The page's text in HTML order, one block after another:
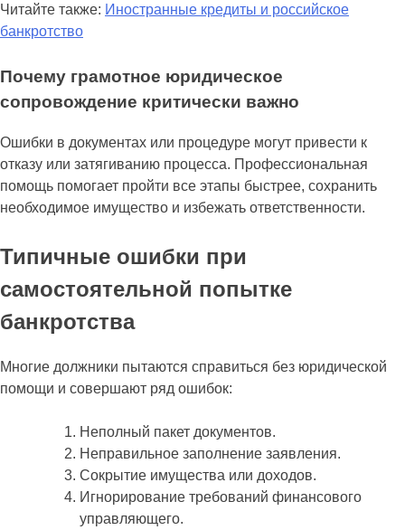
Читайте также: Иностранные кредиты и российское
банкротство
Почему грамотное юридическое
сопровождение критически важно
Ошибки в документах или процедуре могут привести к
отказу или затягиванию процесса. Профессиональная
помощь помогает пройти все этапы быстрее, сохранить
необходимое имущество и избежать ответственности.
Типичные ошибки при
самостоятельной попытке
банкротства
Многие должники пытаются справиться без юридической
помощи и совершают ряд ошибок:
Неполный пакет документов.
Неправильное заполнение заявления.
Сокрытие имущества или доходов.
Игнорирование требований финансового
управляющего.